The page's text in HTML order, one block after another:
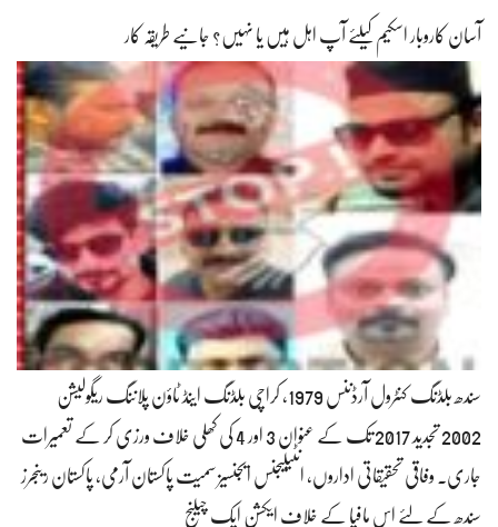
آسان کاروبار اسکیم کیلئے آپ اہل ہیں یا نہیں؟ جانیے طریقہ کار
سندھ بلڈنگ کنٹرول آرڈننس 1979، کراچی بلڈنگ اینڈ ٹاؤن پلاننگ ریگولیشن
2002 تجدید 2017 تک کے عنوان 3 اور 4 کی کھلی خلاف ورزی کر کے تعمیرات
جاری۔ وفاقی تحقیقاتی اداروں، انٹیلیجنس ایجنسیز سمیت پاکستان آرمی، پاکستان رینجرز
سندھ کے لئے اس مافیا کے خلاف ایکشن ایک چیلنج